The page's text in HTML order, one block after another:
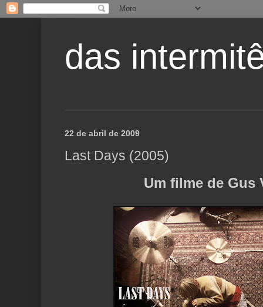
das
22 de abril de 2009
Last Days (2005)
Um filme de Gus